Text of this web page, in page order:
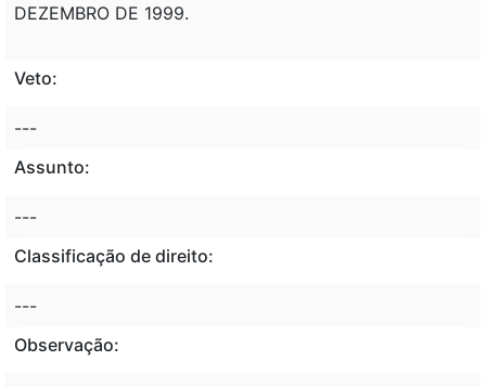
DEZEMBRO DE 1999.
Veto:
---
Assunto:
---
Classificação de direito:
---
Observação: